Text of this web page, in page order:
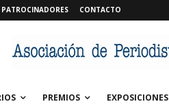
PATROCINADORES CONTACTO
PREMIOS EXPOSICIONES